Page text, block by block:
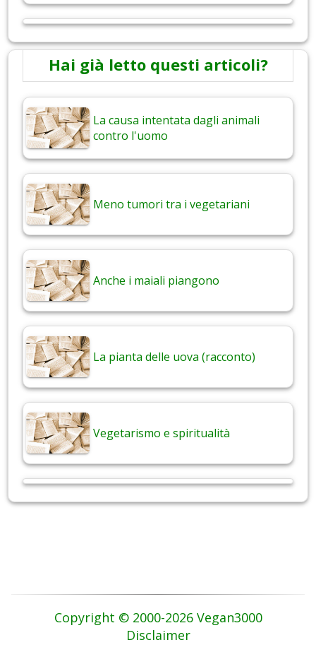
Hai già letto questi articoli?
La causa intentata dagli animali
contro l'uomo
Meno tumori tra i vegetariani
Anche i maiali piangono
La pianta delle uova (racconto)
Vegetarismo e spiritualità
Copyright © 2000-2026 Vegan3000
Disclaimer